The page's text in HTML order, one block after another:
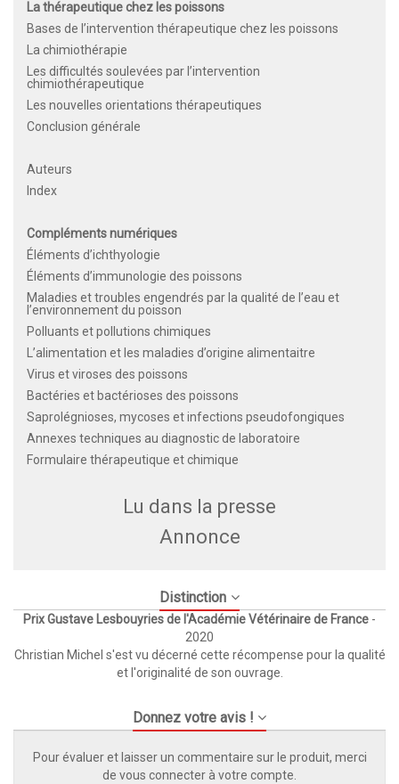
La thérapeutique chez les poissons
Bases de l’intervention thérapeutique chez les poissons
La chimiothérapie
Les difficultés soulevées par l’intervention
chimiothérapeutique
Les nouvelles orientations thérapeutiques
Conclusion générale
Auteurs
Index
Compléments numériques
Éléments d’ichthyologie
Éléments d’immunologie des poissons
Maladies et troubles engendrés par la qualité de l’eau et
l’environnement du poisson
Polluants et pollutions chimiques
L’alimentation et les maladies d’origine alimentaitre
Virus et viroses des poissons
Bactéries et bactérioses des poissons
Saprolégnioses, mycoses et infections pseudofongiques
Annexes techniques au diagnostic de laboratoire
Formulaire thérapeutique et chimique
Lu dans la presse
Annonce
Distinction
Prix Gustave Lesbouyries de l'Académie Vétérinaire de France -
2020
Christian Michel s'est vu décerné cette récompense pour la qualité
et l'originalité de son ouvrage.
Donnez votre avis !
Pour évaluer et laisser un commentaire sur le produit, merci
de vous connecter à votre compte.